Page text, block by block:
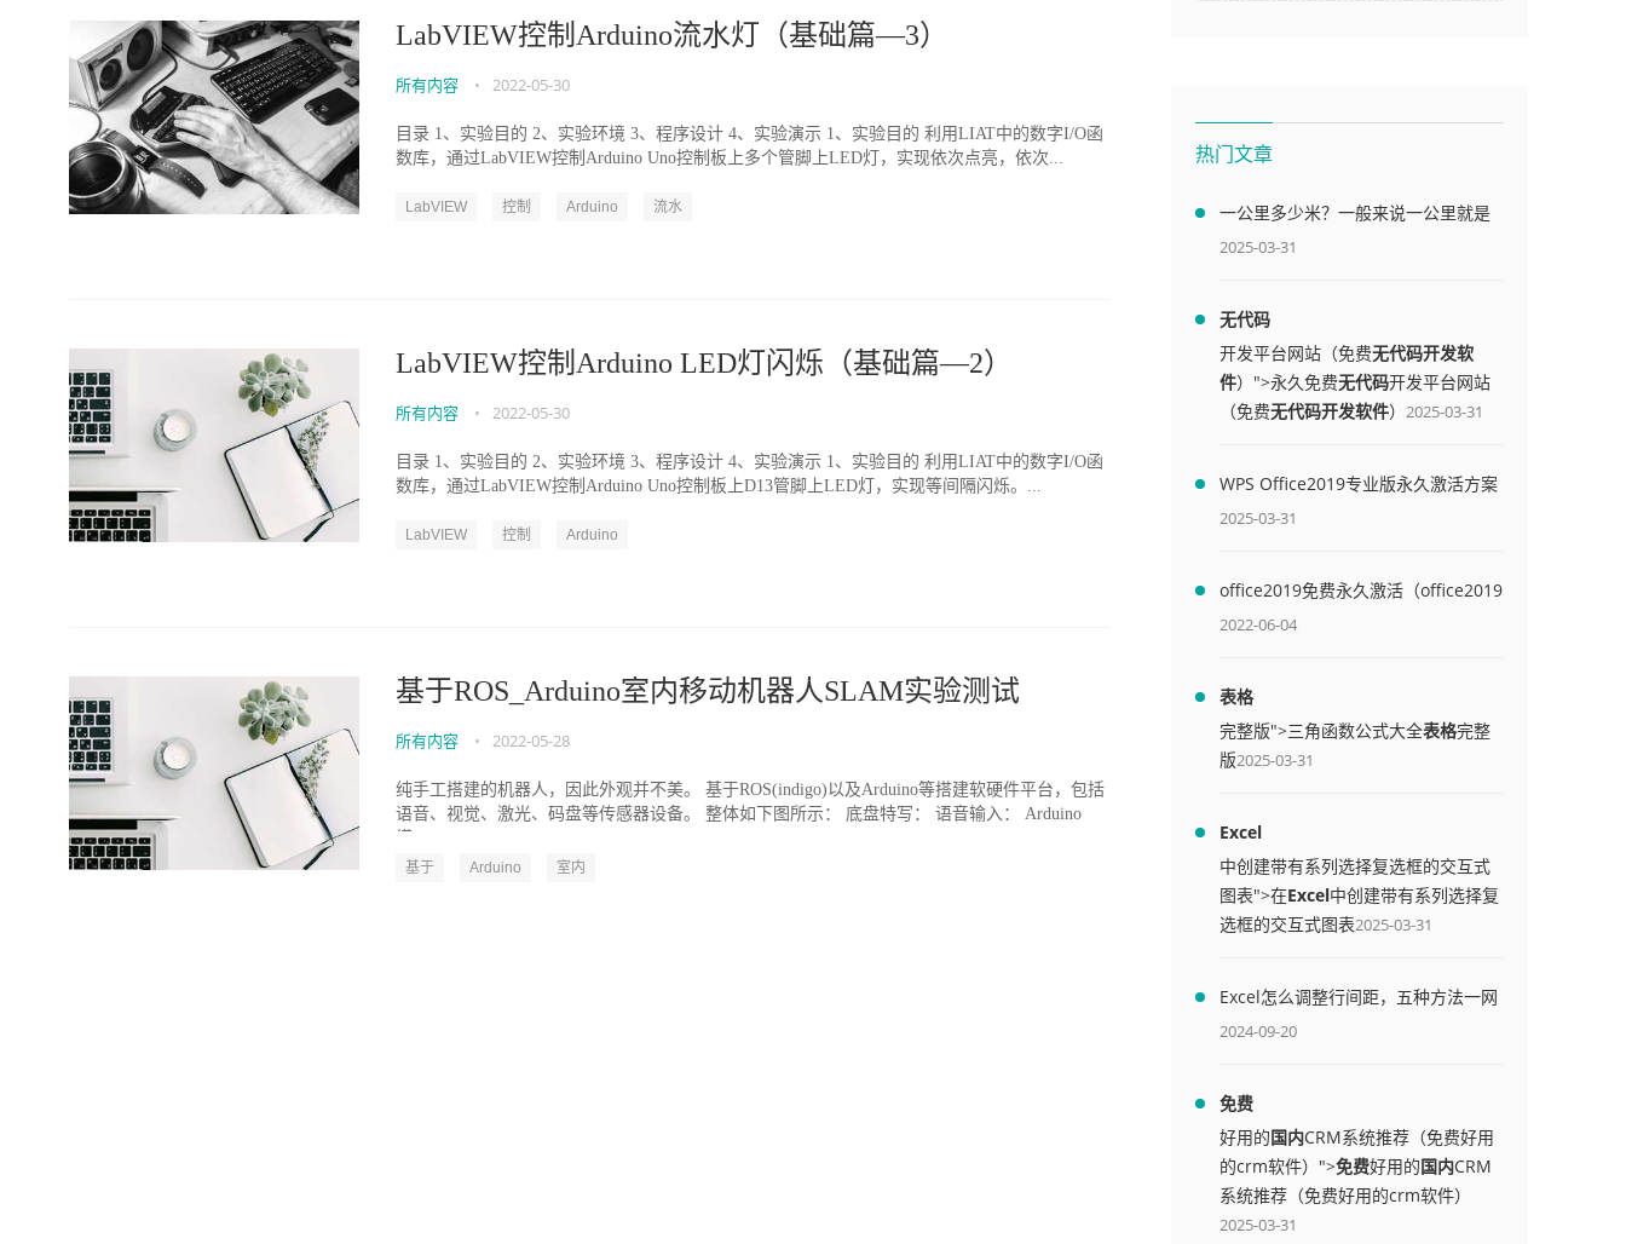
LabVIEW控制Arduino流水灯（基础篇—3）
所有内容 • 2022-05-30
目录 1、实验目的 2、实验环境 3、程序设计 4、实验演示 1、实验目的 利用LIAT中的数字I/O函
数库，通过LabVIEW控制Arduino Uno控制板上多个管脚上LED灯，实现依次点亮，依次...
LabVIEW 控制 Arduino 流水
LabVIEW控制Arduino LED灯闪烁（基础篇—2）
所有内容 • 2022-05-30
目录 1、实验目的 2、实验环境 3、程序设计 4、实验演示 1、实验目的 利用LIAT中的数字I/O函
数库，通过LabVIEW控制Arduino Uno控制板上D13管脚上LED灯，实现等间隔闪烁。...
LabVIEW 控制 Arduino
基于ROS_Arduino室内移动机器人SLAM实验测试
所有内容 • 2022-05-28
纯手工搭建的机器人，因此外观并不美。 基于ROS(indigo)以及Arduino等搭建软硬件平台，包括
语音、视觉、激光、码盘等传感器设备。 整体如下图所示： 底盘特写： 语音输入： Arduino
基于 Arduino 室内
热门文章
一公里多少米？一般来说一公里就是
1000米
2025-03-31
无代码
开发平台网站（免费无代码开发软
件）">永久免费无代码开发平台网站
（免费无代码开发软件） 2025-03-31
WPS Office2019专业版永久激活方案
(附终身授权序列号)
2025-03-31
office2019免费永久激活（office2019
免费永久激活码）
2022-06-04
表格
完整版">三角函数公式大全表格完整
版2025-03-31
Excel
中创建带有系列选择复选框的交互式
图表">在Excel中创建带有系列选择复
选框的交互式图表2025-03-31
Excel怎么调整行间距，五种方法一网
打尽
2024-09-20
免费
好用的国内CRM系统推荐（免费好用
的crm软件）">免费好用的国内CRM
系统推荐（免费好用的crm软件）
2025-03-31